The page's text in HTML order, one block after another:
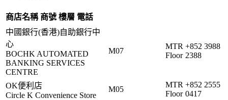
商店名稱 商號 樓層 電話
中國銀行(香港)自助銀行中
心
BOCHK AUTOMATED
BANKING SERVICES
CENTRE
M07
MTR
Floor
+852 3988
2388
OK便利店
Circle K Convenience Store
M05
MTR
Floor
+852 2555
0417